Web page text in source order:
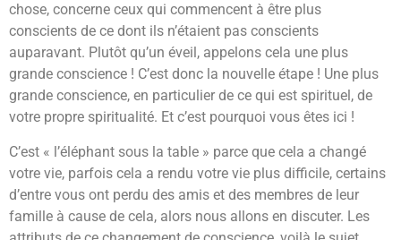
chose, concerne ceux qui commencent à être plus
conscients de ce dont ils n’étaient pas conscients
auparavant. Plutôt qu’un éveil, appelons cela une plus
grande conscience ! C’est donc la nouvelle étape ! Une plus
grande conscience, en particulier de ce qui est spirituel, de
votre propre spiritualité. Et c’est pourquoi vous êtes ici !
C’est « l’éléphant sous la table » parce que cela a changé
votre vie, parfois cela a rendu votre vie plus difficile, certains
d’entre vous ont perdu des amis et des membres de leur
famille à cause de cela, alors nous allons en discuter. Les